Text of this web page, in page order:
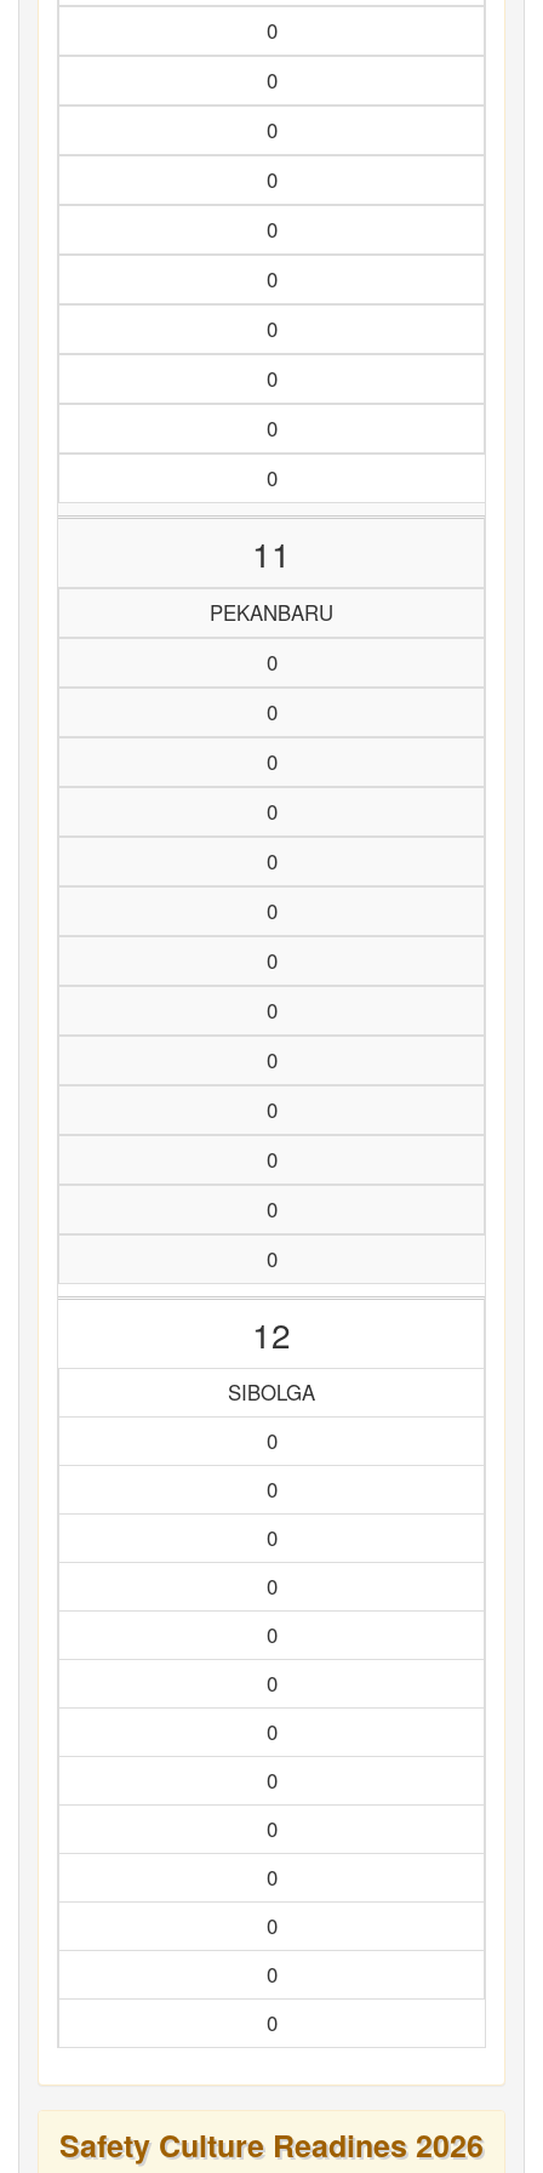
0
0
0
0
0
0
0
0
0
0
11
PEKANBARU
0
0
0
0
0
0
0
0
0
0
0
0
0
12
SIBOLGA
0
0
0
0
0
0
0
0
0
0
0
0
0
Safety Culture Readines 2026